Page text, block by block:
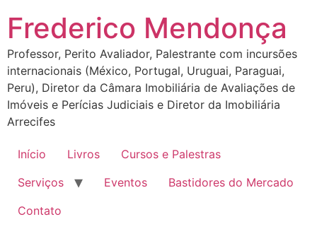
para
conteúdo
Frederico Mendonça
Professor, Perito Avaliador, Palestrante com incursões
internacionais (México, Portugal, Uruguai, Paraguai,
Peru), Diretor da Câmara Imobiliária de Avaliações de
Imóveis e Perícias Judiciais e Diretor da Imobiliária
Arrecifes
Início Livros
Cursos e Palestras
Serviços
Eventos
Bastidores do Mercado
Contato